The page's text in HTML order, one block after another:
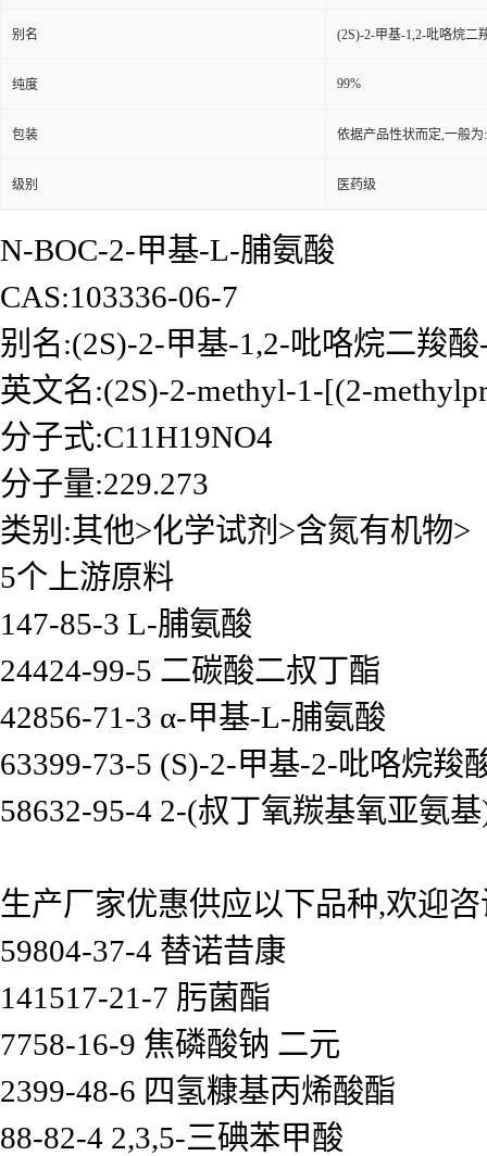
别名 (2S)-2-甲基-1,2-吡咯烷二
纯度 99%
包装 依据产品性状而定,一般
级别 医药级
N-BOC-2-甲基-L-脯氨酸
CAS:103336-06-7
别名:(2S)-2-甲基-1,2-吡咯烷二羧
英文名:(2S)-2-methyl-1-[(2-
分子式:C11H19NO4
分子量:229.273
类别:其他>化学试剂>含氮有机物>
5个上游原料
147-85-3 L-脯氨酸
24424-99-5 二碳酸二叔丁酯
42856-71-3 α-甲基-L-脯氨酸
63399-73-5 (S)-2-甲基-2-吡咯烷羧
58632-95-4 2-(叔丁氧羰基氧亚氨
生产厂家优惠供应以下品种,欢迎
59804-37-4 替诺昔康
141517-21-7 肟菌酯
7758-16-9 焦磷酸钠 二元
2399-48-6 四氢糠基丙烯酸酯
88-82-4 2,3,5-三碘苯甲酸